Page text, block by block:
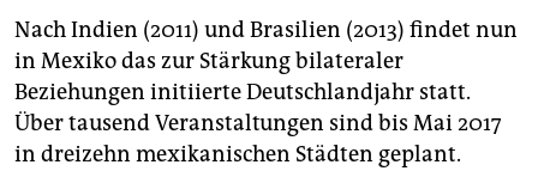
Nach Indien (2011) und Brasilien (2013) findet nun
in Mexiko das zur Stärkung bilateraler
Beziehungen initiierte Deutschlandjahr statt.
Über tausend Veranstaltungen sind bis Mai 2017
in dreizehn mexikanischen Städten geplant.